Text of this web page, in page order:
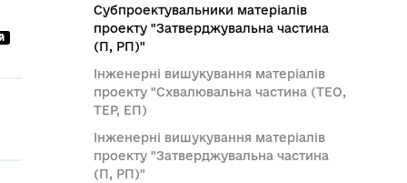
Субпроектувальники матеріалів
проекту "Затверджувальна частина
(П, РП)"
Інженерні вишукування матеріалів
проекту "Схвалювальна частина (ТЕО,
ТЕР, ЕП)
Інженерні вишукування матеріалів
проекту "Затверджувальна частина
(П, РП)"